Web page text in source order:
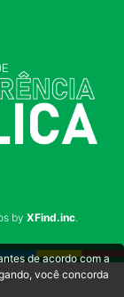
by XFind.inc.
de acordo com a
você concorda